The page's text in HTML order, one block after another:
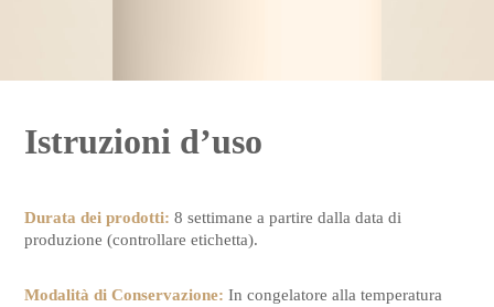
Istruzioni d’uso
Durata dei prodotti: 8 settimane a partire dalla data di
produzione (controllare etichetta).
Modalità di Conservazione: In congelatore alla temperatura